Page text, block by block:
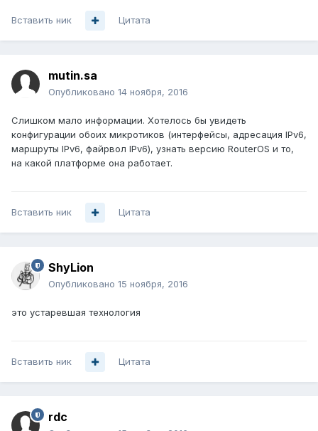
Вставить ник Цитата
mutin.sa
Опубликовано 14 ноября, 2016
Слишком мало информации. Хотелось бы увидеть
конфигурации обоих микротиков (интерфейсы, адресация IPv6,
маршруты IPv6, файрвол IPv6), узнать версию RouterOS и то,
на какой платформе она работает.
Вставить ник Цитата
ShyLion
Опубликовано 15 ноября, 2016
это устаревшая технология
Вставить ник Цитата
rdc